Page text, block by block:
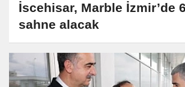
İscehisar, Marble İzmir’de
sahne alacak